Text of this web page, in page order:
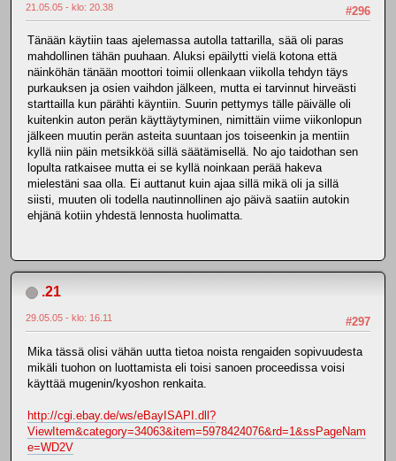
#296
21.05.05 - klo: 20.38
Tänään käytiin taas ajelemassa autolla tattarilla, sää oli paras
mahdollinen tähän puuhaan. Aluksi epäilytti vielä kotona että
näinköhän tänään moottori toimii ollenkaan viikolla tehdyn täys
purkauksen ja osien vaihdon jälkeen, mutta ei tarvinnut hirveästi
starttailla kun pärähti käyntiin. Suurin pettymys tälle päivälle oli
kuitenkin auton perän käyttäytyminen, nimittäin viime viikonlopun
jälkeen muutin perän asteita suuntaan jos toiseenkin ja mentiin
kyllä niin päin metsikköä sillä säätämisellä. No ajo taidothan sen
lopulta ratkaisee mutta ei se kyllä noinkaan perää hakeva
mielestäni saa olla. Ei auttanut kuin ajaa sillä mikä oli ja sillä
siisti, muuten oli todella nautinnollinen ajo päivä saatiin autokin
ehjänä kotiin yhdestä lennosta huolimatta.
.21
#297
29.05.05 - klo: 16.11
Mika tässä olisi vähän uutta tietoa noista rengaiden sopivuudesta
mikäli tuohon on luottamista eli toisi sanoen proceedissa voisi
käyttää mugenin/kyoshon renkaita.
http://cgi.ebay.de/ws/eBayISAPI.dll?
ViewItem&category=34063&item=5978424076&rd=1&ssPageNam
e=WD2V